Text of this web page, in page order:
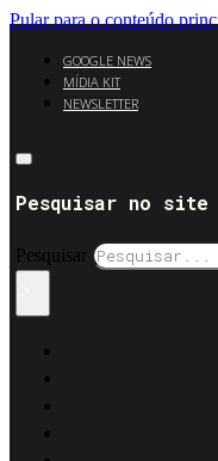
Pular para o conteúdo
GOOGLE NEWS
MÍDIA KIT
NEWSLETTER
Pesquisar no site
Pesquisar